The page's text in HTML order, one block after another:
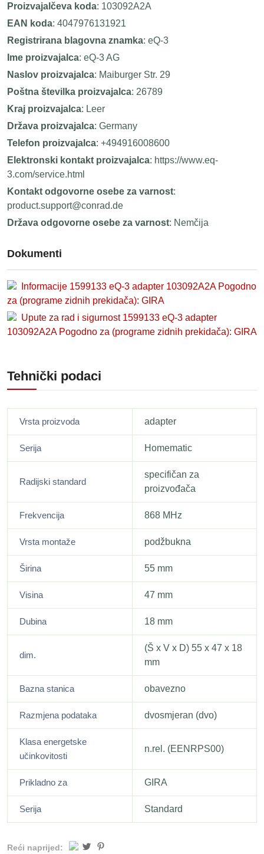
Proizvajalčeva koda: 103092A2A
EAN koda: 4047976131921
Registrirana blagovna znamka: eQ-3
Ime proizvajalca: eQ-3 AG
Naslov proizvajalca: Maiburger Str. 29
Poštna številka proizvajalca: 26789
Kraj proizvajalca: Leer
Država proizvajalca: Germany
Telefon proizvajalca: +494916008600
Elektronski kontakt proizvajalca: https://www.eq-
3.com/service.html
Kontakt odgovorne osebe za varnost:
product.support@conrad.de
Država odgovorne osebe za varnost: Nemčija
Dokumenti
Informacije 1599133 eQ-3 adapter 103092A2A Pogodno
za (programe zidnih prekidača): GIRA
Upute za rad i sigurnost 1599133 eQ-3 adapter
103092A2A Pogodno za (programe zidnih prekidača): GIRA
Tehnički podaci
Vrsta proizvoda adapter
Serija Homematic
Radijski standard
specifičan za
proizvođača
Frekvencija 868 MHz
Vrsta montaže podžbukna
Širina 55 mm
Visina 47 mm
Dubina 18 mm
dim.
(Š x V x D) 55 x 47 x 18
mm
Bazna stanica obavezno
Razmjena podataka dvosmjeran (dvo)
Klasa energetske
učinkovitosti
n.rel. (EENRPS00)
Prikladno za GIRA
Serija Standard
Reći naprijed: